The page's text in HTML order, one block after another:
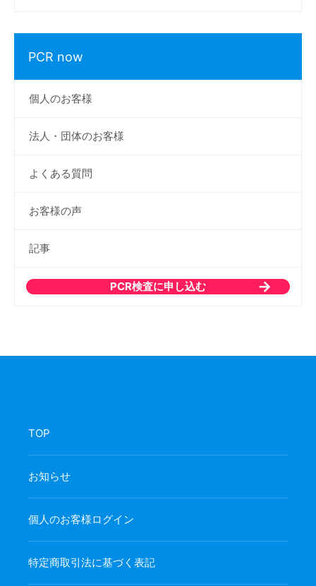
PCR now
個人のお客様
法人・団体のお客様
よくある質問
お客様の声
記事
PCR検査に申し込む
TOP
お知らせ
個人のお客様ログイン
特定商取引法に基づく表記